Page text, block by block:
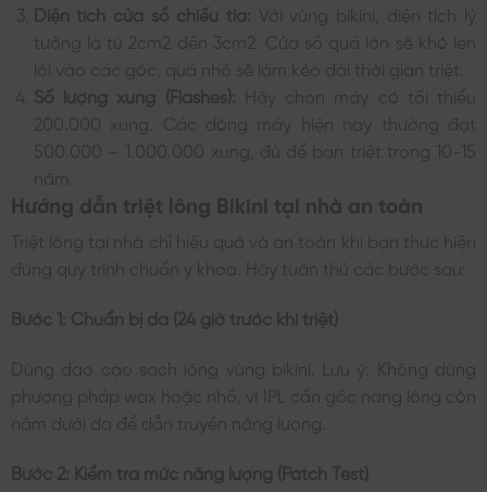
Diện tích cửa sổ chiếu tia: Với vùng bikini, diện tích lý
tưởng là từ 2cm2 đến 3cm2. Cửa sổ quá lớn sẽ khó len
lỏi vào các góc, quá nhỏ sẽ làm kéo dài thời gian triệt.
Số lượng xung (Flashes):
Hãy chọn máy có tối thiểu
200.000 xung. Các dòng máy hiện nay thường đạt
500.000 – 1.000.000 xung, đủ để bạn triệt trong 10-15
năm.
Hướng dẫn triệt lông Bikini tại nhà an toàn
Triệt lông tại nhà chỉ hiệu quả và an toàn khi bạn thực hiện
đúng quy trình chuẩn y khoa. Hãy tuân thủ các bước sau:
Bước 1: Chuẩn bị da (24 giờ trước khi triệt)
Dùng dao cạo sạch lông vùng bikini. Lưu ý: Không dùng
phương pháp wax hoặc nhổ, vì IPL cần gốc nang lông còn
nằm dưới da để dẫn truyền năng lượng.
Bước 2: Kiểm tra mức năng lượng (Patch Test)